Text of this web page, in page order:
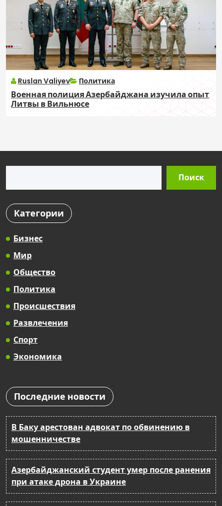
Ruslan Valiyev Политика
Военная полиция Азербайджана изучила опыт
Литвы в Вильнюсе
Поиск
Категории
Бизнес
Мир
Общество
Политика
Происшествия
Развлечения
Спорт
Экономика
Последние новости
В Баку арестован адвокат по обвинению в
мошенничестве
Азербайджанский студент умер после ранения
при атаке дрона в Украине